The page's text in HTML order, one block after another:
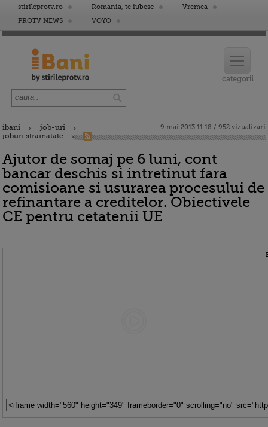
stirileprotv.ro Romania, te iubesc
Vremea
PROTV NEWS
VOYO
ibani
job-uri
joburi strainatate
9 mai 2013 11:18 / 952 vizualizari
Ajutor de somaj pe 6 luni, cont
bancar deschis si intretinut fara
comisioane si usurarea procesului de
refinantare a creditelor. Obiectivele
CE pentru cetatenii UE